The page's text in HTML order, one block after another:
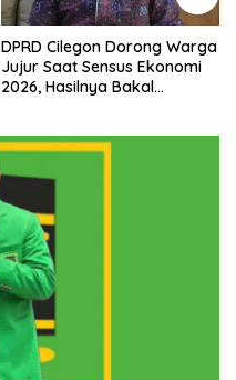
DPRD Cilegon Dorong Warga
Jujur Saat Sensus Ekonomi
2026, Hasilnya Bakal